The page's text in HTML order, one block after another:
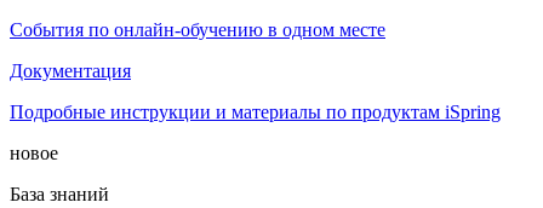
События по онлайн-обучению в одном месте
Документация
Подробные инструкции и материалы по продуктам iSpring
новое
База знаний